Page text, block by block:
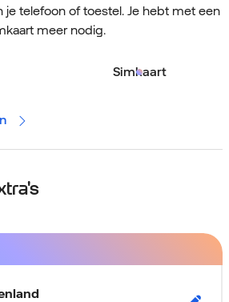
telefoon of toestel. Je hebt met een
meer nodig.
Simkaart